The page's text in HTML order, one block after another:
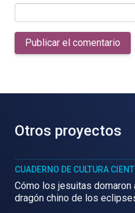
Publicar el comentario
Otros proyectos
CUADERNO DE CULTURA
Cómo los jesuitas domaron
dragón chino de los